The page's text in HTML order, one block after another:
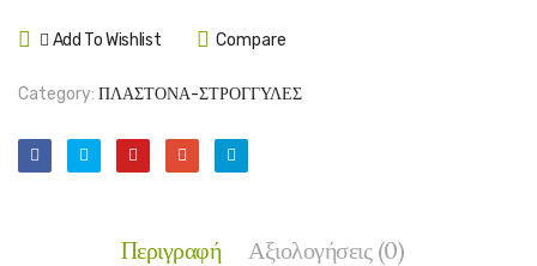
Add To Wishlist Compare
Category: ΠΛΑΣΤΟΝΑ-ΣΤΡΟΓΓΥΛΕΣ
Περιγραφή Αξιολογήσεις (0)